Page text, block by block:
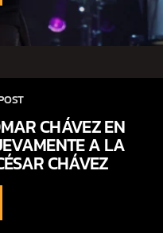
CHÁVEZ EN
A LA
CHÁVEZ